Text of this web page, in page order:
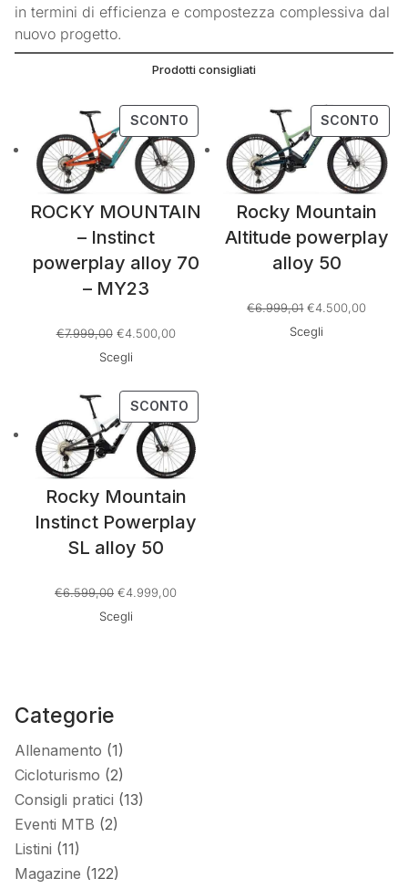
in termini di efficienza e compostezza complessiva dal
nuovo progetto.
Prodotti consigliati
SCONTOPRODOTTO
IN
OFFERTA
ROCKY MOUNTAIN
– Instinct
powerplay alloy 70
– MY23
€7.999,00 Il
prezzo
era:
€7.999,00.
€4.500,00Il
è:
€4.500,00.
Scegli
SCONTO
IN
Rocky Mountain
Altitude powerplay
alloy 50
€6.999,01 Il
prezzo
€4.500,00Il
Scegli
SCONTOPRODOTTO
IN
OFFERTA
Rocky Mountain
Instinct Powerplay
SL alloy 50
€6.599,00 Il
prezzo
€4.999,00Il
Scegli
Categorie
Allenamento (1)
Cicloturismo (2)
Consigli pratici (13)
Eventi MTB (2)
Listini (11)
Magazine (122)